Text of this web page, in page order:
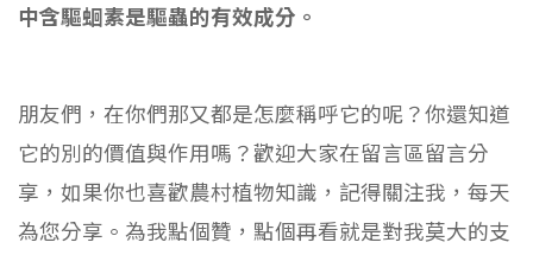
中含驅蛔素是驅蟲的有效成分。
朋友們，在你們那又都是怎麼稱呼它的呢？你還知道
它的別的價值與作用嗎？歡迎大家在留言區留言分
享，如果你也喜歡農村植物知識，記得關注我，每天
為您分享。為我點個贊，點個再看就是對我莫大的支